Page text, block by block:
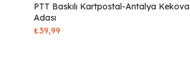
PTT Baskılı Kartpostal-Antalya Kekova
Adası
₺39,99